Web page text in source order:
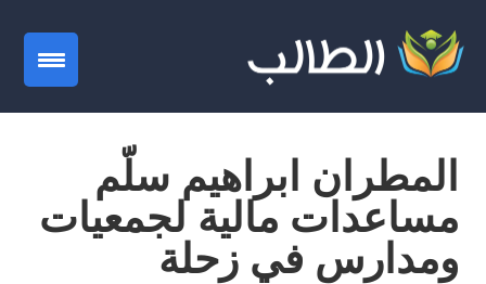
المطران ابراهيم سلّم
مساعدات مالية لجمعيات
ومدارس في زحلة